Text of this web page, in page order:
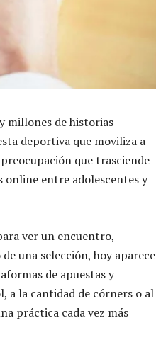
millones de historias
deportiva que moviliza a
que trasciende
online entre adolescentes y
ver un encuentro,
una selección, hoy aparece
de apuestas y
a la cantidad de córners o al
práctica cada vez más